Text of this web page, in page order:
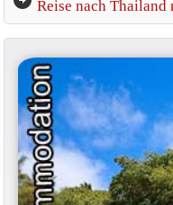
Reise nach Thailand